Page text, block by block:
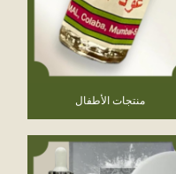
منتجات الأطفال